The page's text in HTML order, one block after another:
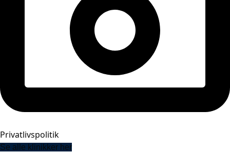
Privatlivspolitik
Se alle klinikker her